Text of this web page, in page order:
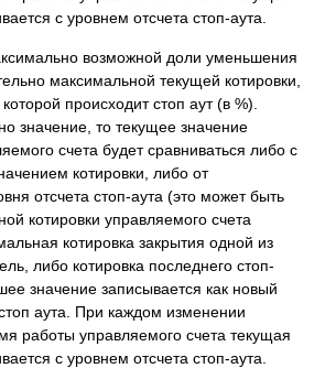
с уровнем отсчета стоп-аута.
возможной доли уменьшения
максимальной текущей котировки,
происходит стоп аут (в %).
значение, то текущее значение
счета будет сравниваться либо с
котировки, либо от
отсчета стоп-аута (это может быть
котировки управляемого счета
котировка закрытия одной из
либо котировка последнего стоп-
значение записывается как новый
аута. При каждом изменении
работы управляемого счета текущая
с уровнем отсчета стоп-аута.